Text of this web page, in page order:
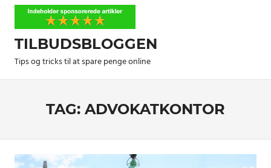
Skip
contentTILBUDSBLOGGEN
Tips og tricks til at spare penge online
TAG: ADVOKATKONTOR